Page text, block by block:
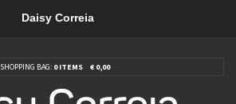
Daisy Correia
SHOPPING BAG: 0 ITEMS €0,00